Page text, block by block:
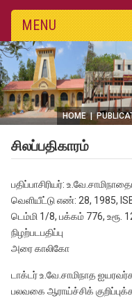
MENU
HOME |
சிலப்பதிகாரம்
பதிப்பாசிரியர்:
வெளியீட்டு எண்: 28, 1985,
டெம்மி 1/8, பக்கம் 776, உரூ.
நிழற்படபதிப்பு
அரை காலிகோ
டாக்டர் உ.வே.சாமிநாத
பலவகை ஆராய்ச்சிக்